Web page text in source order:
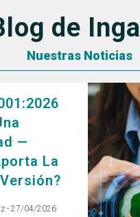
de
Nuestras Noticias
—
La
27/04/2026